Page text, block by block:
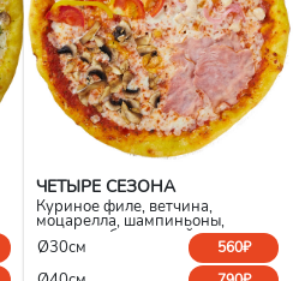
ЧЕТЫРЕ СЕЗОНА
Куриное филе, ветчина,
моцарелла, шампиньоны,
помидор, болгарский перец,
маринованный красный лук,
Ø30см 560₽